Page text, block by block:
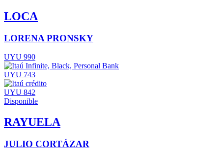
LOCA
LORENA PRONSKY
UYU 990
UYU 743
UYU 842
Disponible
RAYUELA
JULIO CORTÁZAR